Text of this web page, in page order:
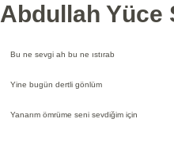
Abdullah Yüce
Bu ne sevgi ah bu ne ıstırab
Yine bugün dertli gönlüm
Yanarım ömrüme seni sevdiğim için